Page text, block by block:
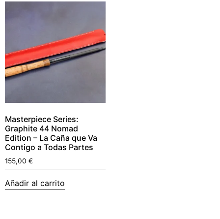
Masterpiece Series:
Graphite 44 Nomad
Edition – La Caña que Va
Contigo a Todas Partes
155,00 €
Añadir al carrito